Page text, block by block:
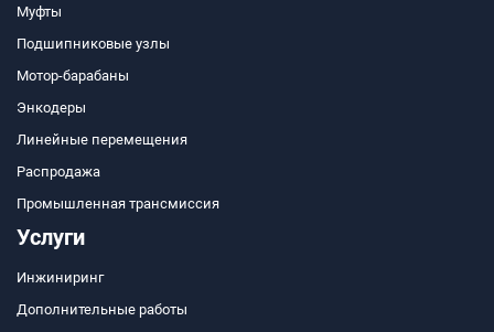
Муфты
Подшипниковые узлы
Мотор-барабаны
Энкодеры
Линейные перемещения
Распродажа
Промышленная трансмиссия
Услуги
Инжиниринг
Дополнительные работы